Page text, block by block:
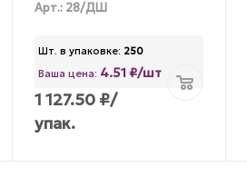
Арт.: 28/ДШ
Шт. в упаковке: 250
Ваша цена: 4.51 ₽/шт
1 127.50₽/
упак.